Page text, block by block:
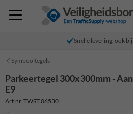
Snelle levering, ook
Symbooltegels
Parkeertegel 300x300mm -
E9
Art.nr. TWST.06530